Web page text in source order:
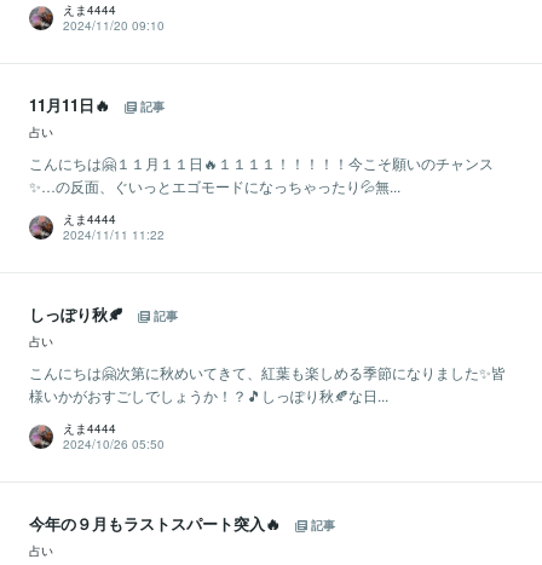
えま4444
2024/11/20 09:10
11月11日🔥
記事
占い
こんにちは🤗１１月１１日🔥１１１１！！！！！今こそ願いのチャンス
✨…の反面、ぐいっとエゴモードになっちゃったり💦無...
えま4444
2024/11/11 11:22
しっぽり秋🍂
記事
占い
こんにちは🤗次第に秋めいてきて、紅葉も楽しめる季節になりました✨皆
様いかがおすごしでしょうか！？🎵しっぽり秋🍂な日...
えま4444
2024/10/26 05:50
今年の９月もラストスパート突入🔥
記事
占い